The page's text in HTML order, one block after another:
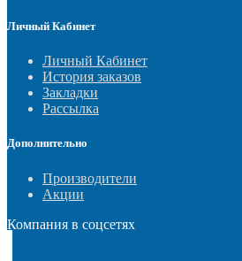
Личный Кабинет
Личный Кабинет
История заказов
Закладки
Рассылка
Дополнительно
Производители
Акции
Компания в соцсетях